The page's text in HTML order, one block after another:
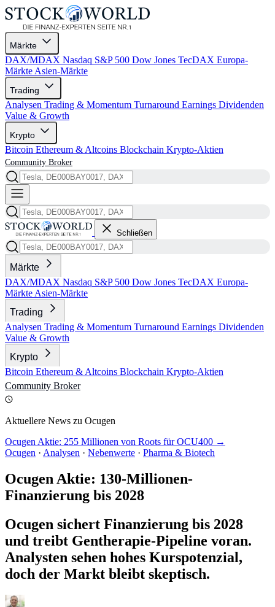
Märkte
DAX/MDAX Nasdaq S&P 500 Dow Jones TecDAX Europa-
Märkte Asien-Märkte
Trading
Analysen Trading & Momentum Turnaround Earnings Dividenden
Value & Growth
Krypto
Bitcoin Ethereum & Altcoins Blockchain Krypto-Aktien
Community Broker
Schließen
Märkte
DAX/MDAX Nasdaq S&P 500 Dow Jones TecDAX Europa-
Märkte Asien-Märkte
Trading
Analysen Trading & Momentum Turnaround Earnings Dividenden
Value & Growth
Krypto
Bitcoin Ethereum & Altcoins Blockchain Krypto-Aktien
Community Broker
Aktuellere News zu Ocugen
Ocugen Aktie: 255 Millionen von Roots für OCU400 →
Ocugen · Analysen · Nebenwerte · Pharma & Biotech
Ocugen Aktie: 130-Millionen-
Finanzierung bis 2028
Ocugen sichert Finanzierung bis 2028
und treibt Gentherapie-Pipeline voran.
Analysten sehen hohes Kurspotenzial,
doch der Markt bleibt skeptisch.